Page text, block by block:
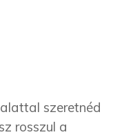
szeretnéd
rosszul a